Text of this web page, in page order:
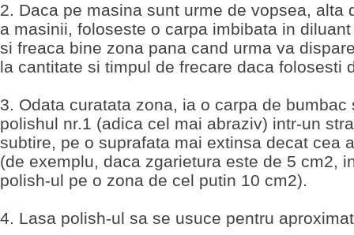
2. Daca pe masina sunt urme de vopsea, alta
a masinii, foloseste o carpa imbibata in
si freaca bine zona pana cand urma va
la cantitate si timpul de frecare daca folosesti
3. Odata curatata zona, ia o carpa de bumbac
polishul nr.1 (adica cel mai abraziv) intr-un
subtire, pe o suprafata mai extinsa decat cea
(de exemplu, daca zgarietura este de 5 cm2,
polish-ul pe o zona de cel putin 10 cm2).
4. Lasa polish-ul sa se usuce pentru